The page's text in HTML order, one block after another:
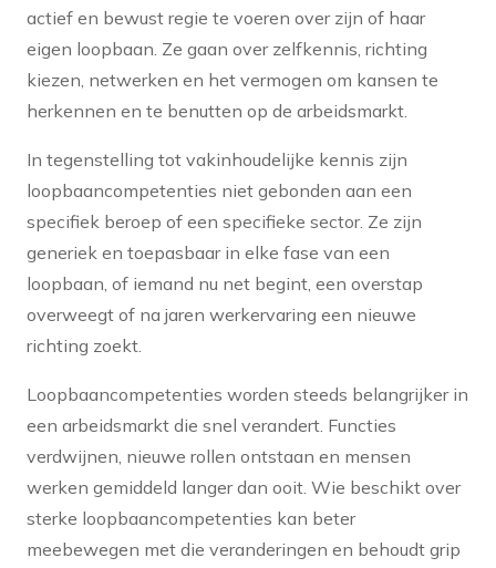
actief en bewust regie te voeren over zijn of haar
eigen loopbaan. Ze gaan over zelfkennis, richting
kiezen, netwerken en het vermogen om kansen te
herkennen en te benutten op de arbeidsmarkt.
In tegenstelling tot vakinhoudelijke kennis zijn
loopbaancompetenties niet gebonden aan een
specifiek beroep of een specifieke sector. Ze zijn
generiek en toepasbaar in elke fase van een
loopbaan, of iemand nu net begint, een overstap
overweegt of na jaren werkervaring een nieuwe
richting zoekt.
Loopbaancompetenties worden steeds belangrijker in
een arbeidsmarkt die snel verandert. Functies
verdwijnen, nieuwe rollen ontstaan en mensen
werken gemiddeld langer dan ooit. Wie beschikt over
sterke loopbaancompetenties kan beter
meebewegen met die veranderingen en behoudt grip